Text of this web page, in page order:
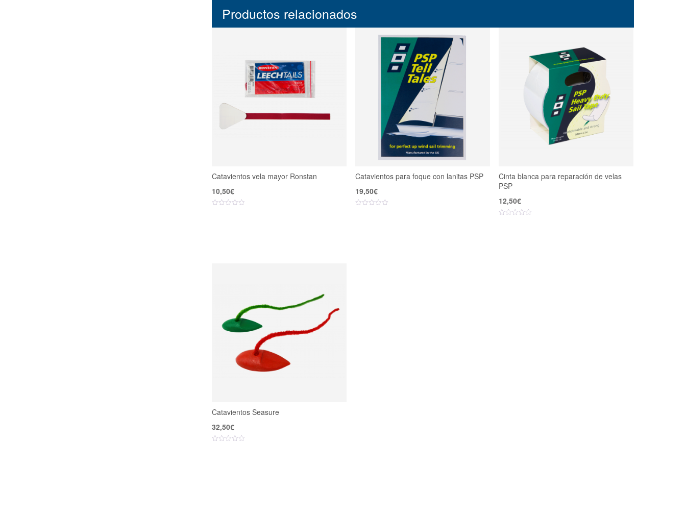
Productos relacionados
Catavientos vela mayor Ronstan
10,50€
Catavientos para foque con lanitas PSP
19,50€
Cinta blanca para reparación de velas
PSP
12,50€
Catavientos Seasure
32,50€